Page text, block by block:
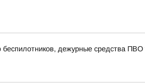
дежурные средства